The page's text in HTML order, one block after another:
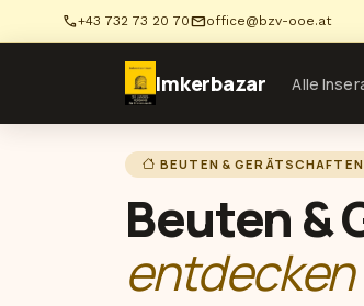
phone+43 732 73 20 70mailoffice@bzv-ooe.at
Imkerbazar Alle
BEUTEN & GERÄTSCHAFTEN
Beuten &
entdecken